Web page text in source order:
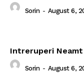
Sorin - August 6,
Intreruperi Neamt
Sorin - August 6,